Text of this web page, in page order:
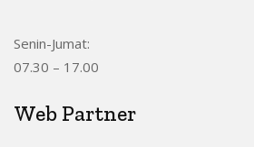
Senin-Jumat:
07.30 – 17.00
Web Partner